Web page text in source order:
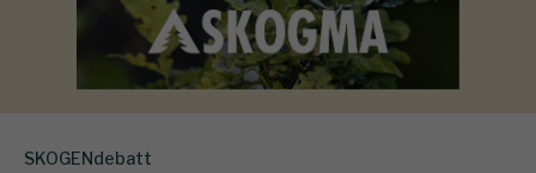
SKOGENdebatt